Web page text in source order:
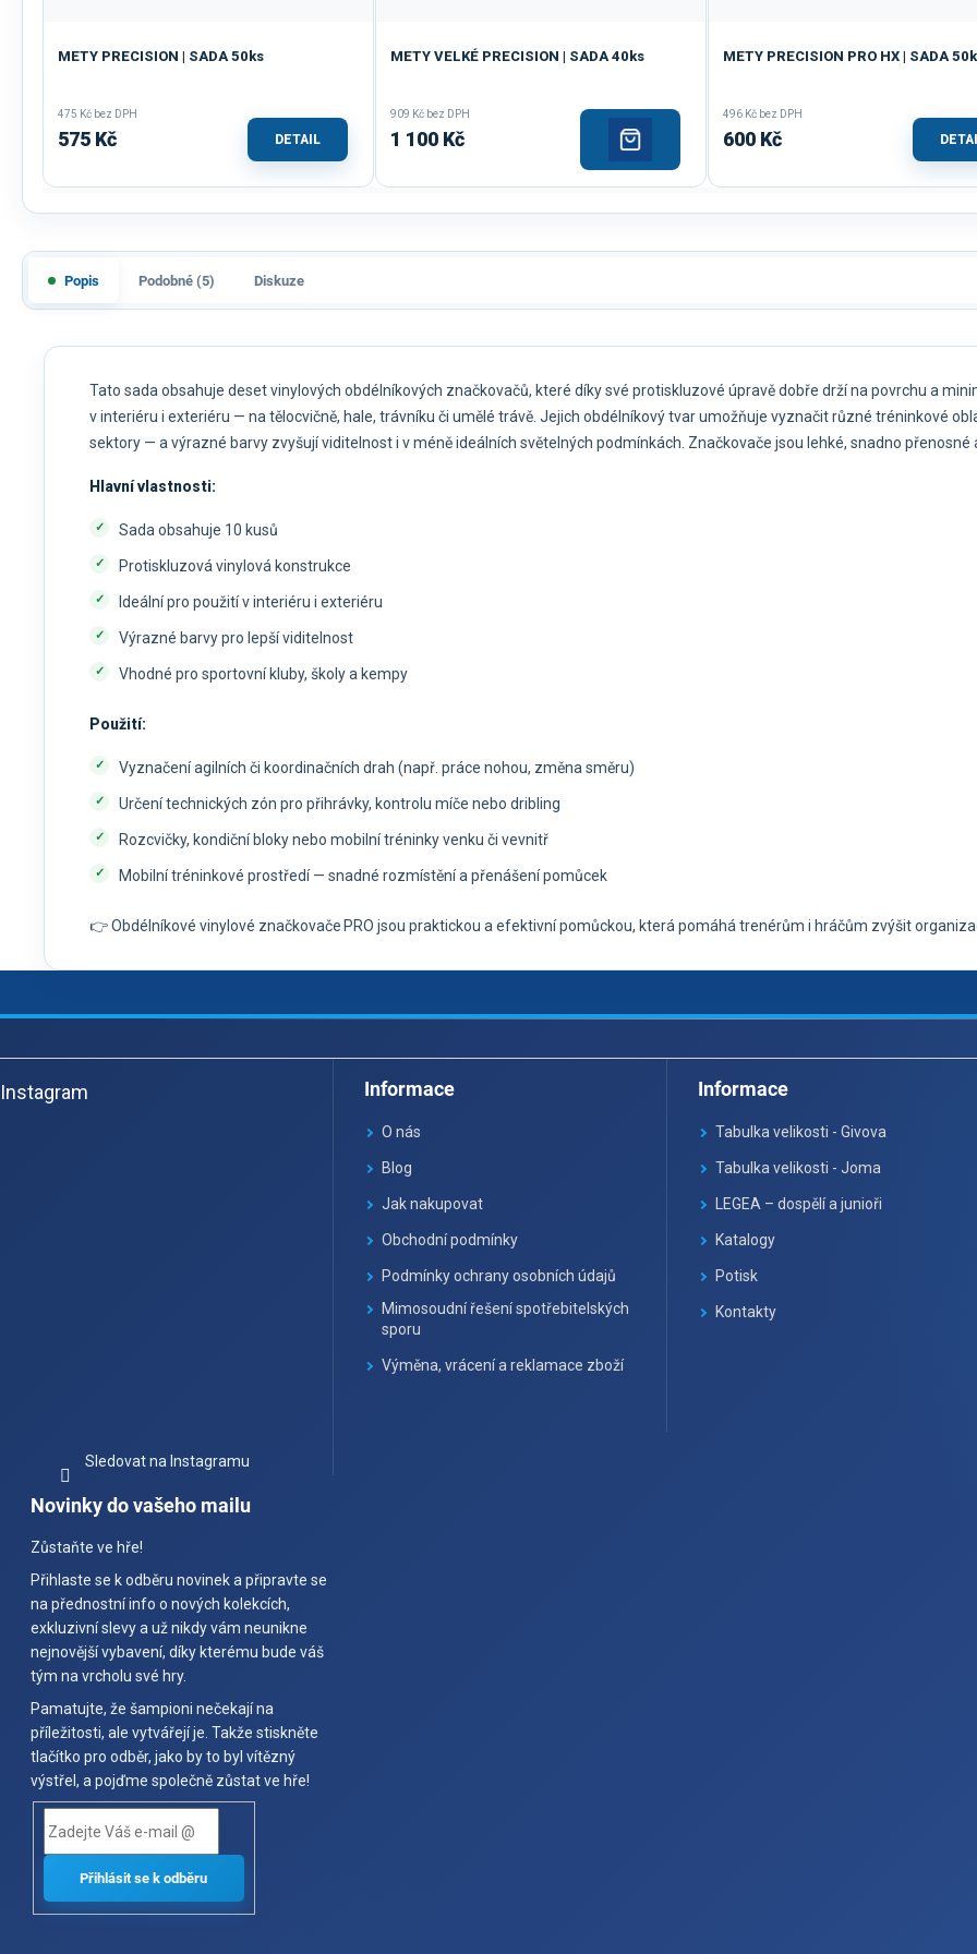
METY PRECISION | SADA 50ks
475 Kč bez DPH
575 Kč DETAIL
METY VELKÉ PRECISION | SADA 40ks
909 Kč bez DPH
1 100 Kč
METY PRECISION PRO HX | SADA
496 Kč bez DPH
600 Kč
Popis Podobné (5) Diskuze
Tato sada obsahuje deset vinylových obdélníkových značkovačů, které díky své protiskluzové úpravě dobře drží na povrchu a
v interiéru i exteriéru — na tělocvičně, hale, trávníku či umělé trávě. Jejich obdélníkový tvar umožňuje vyznačit různé tréninkové
sektory — a výrazné barvy zvyšují viditelnost i v méně ideálních světelných podmínkách. Značkovače jsou lehké, snadno
Hlavní vlastnosti:
Sada obsahuje 10 kusů
Protiskluzová vinylová konstrukce
Ideální pro použití v interiéru i exteriéru
Výrazné barvy pro lepší viditelnost
Vhodné pro sportovní kluby, školy a kempy
Použití:
Vyznačení agilních či koordinačních drah (např. práce nohou, změna směru)
Určení technických zón pro přihrávky, kontrolu míče nebo dribling
Rozcvičky, kondiční bloky nebo mobilní tréninky venku či vevnitř
Mobilní tréninkové prostředí — snadné rozmístění a přenášení pomůcek
👉 Obdélníkové vinylové značkovače PRO jsou praktickou a efektivní pomůckou, která pomáhá trenérům i hráčům zvýšit
á
pInstagram
Sledovat na Instagramu
Informace
O nás
Blog
Jak nakupovat
Obchodní podmínky
Podmínky ochrany osobních údajů
Mimosoudní řešení spotřebitelských
sporu
Výměna, vrácení a reklamace zboží
Informace
Tabulka velikosti - Givova
Tabulka velikosti - Joma
LEGEA – dospělí a junioři
Katalogy
Potisk
Kontakty
Novinky do vašeho mailu
Zůstaňte ve hře!
Přihlaste se k odběru novinek a připravte se
na přednostní info o nových kolekcích,
exkluzivní slevy a už nikdy vám neunikne
nejnovější vybavení, díky kterému bude váš
tým na vrcholu své hry.
Pamatujte, že šampioni nečekají na
příležitosti, ale vytvářejí je. Takže stiskněte
tlačítko pro odběr, jako by to byl vítězný
výstřel, a pojďme společně zůstat ve hře!